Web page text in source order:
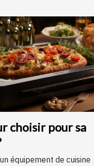
choisir pour sa
équipement de cuisine